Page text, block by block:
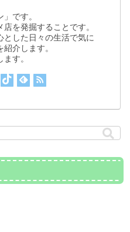
です。
を発掘することです。
とした日々の生活で気に
介します。
す。